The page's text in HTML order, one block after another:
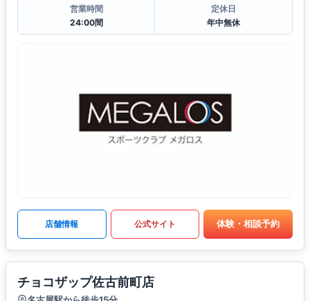
営業時間
24:00間
定休日
年中無休
店舗情報 公式サイト 体験・相談予約
チョコザップ佐古前町店